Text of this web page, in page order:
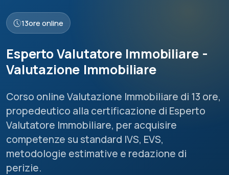
13ore online
Esperto Valutatore Immobiliare -
Valutazione Immobiliare
Corso online Valutazione Immobiliare di 13 ore,
propedeutico alla certificazione di Esperto
Valutatore Immobiliare, per acquisire
competenze su standard IVS, EVS,
metodologie estimative e redazione di
perizie.